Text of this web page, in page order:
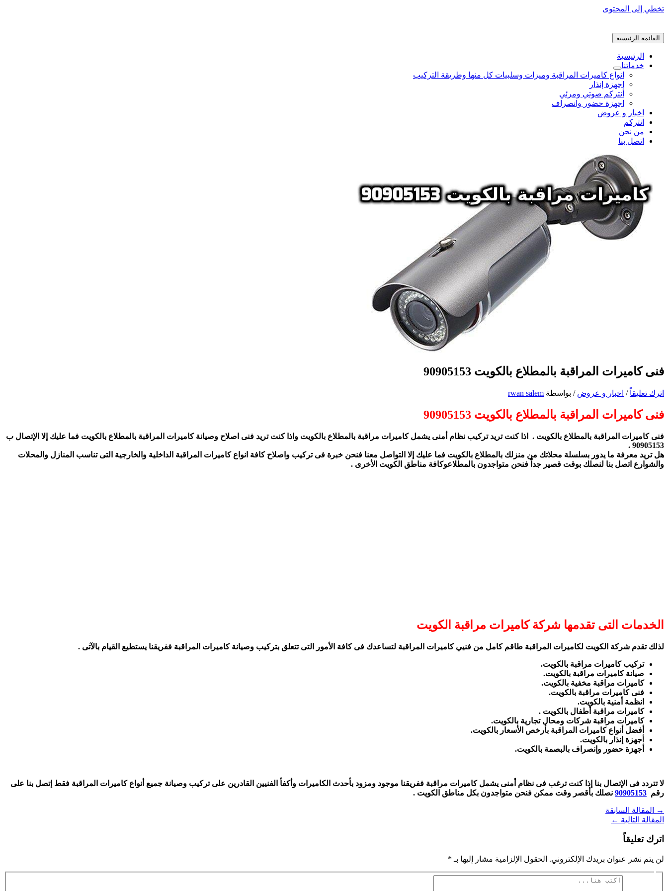
تخطي إلى المحتوى
القائمة الرئيسية
الرئيسية
خدماتنا
انواع كاميرات المراقبة وميزات وسلبيات كل منها وطريقة التركيب
اجهزة إنذار
أنتركم صوتي ومرئي
اجهزة حضور وانصراف
اخبار و عروض
انتركم
من نحن
اتصل بنا
فنى كاميرات المراقبة بالمطلاع بالكويت 90905153
اترك تعليقاً / اخبار و عروض / بواسطة rwan salem
فنى كاميرات المراقبة بالمطلاع بالكويت 90905153
فنى كاميرات المراقبة بالمطلاع بالكويت . اذا كنت تريد تركيب نظام أمنى يشمل كاميرات مراقبة بالمطلاع بالكويت واذا كنت تريد فنى اصلاح وصيانة كاميرات المراقبة بالمطلاع بالكويت فما عليك إلا الإتصال ب
90905153 .
هل تريد معرفة ما يدور بسلسلة محلاتك من منزلك بالمطلاع بالكويت فما عليك إلا التواصل معنا فنحن خبرة فى تركيب واصلاح كافة انواع كاميرات المراقبة الداخلية والخارجية التى تناسب المنازل والمحلات
والشوارع اتصل بنا لنصلك بوقت قصير جداً فنحن متواجدون بالمطلاعوكافة مناطق الكويت الأخرى .
الخدمات التى تقدمها شركة كاميرات مراقبة الكويت
لذلك تقدم شركة الكويت لكاميرات المراقبة طاقم كامل من فنيي كاميرات المراقبة لتساعدك فى كافة الأمور التى تتعلق بتركيب وصيانة كاميرات المراقبة ففريقنا يستطيع القيام بالآتى .
تركيب كاميرات مراقبة بالكويت.
صيانة كاميرات مراقبة بالكويت.
كاميرات مراقبة مخفية بالكويت.
فنى كاميرات مراقبة بالكويت.
انظمة أمنية بالكويت.
كاميرات مراقبة أطفال بالكويت .
كاميرات مراقبة شركات ومحال تجارية بالكويت.
أفضل أنواع كاميرات المراقبة بأرخص الأسعار بالكويت.
جهزة إنذار بالكويت.
أجهزة حضور وإنصراف بالبصمة بالكويت.
لا تتردد فى الإتصال بنا إذا كنت ترغب فى نظام أمنى يشمل كاميرات مراقبة ففريقنا موجود ومزود بأحدث الكاميرات وأكفأ الفنيين القادرين على تركيب وصيانة جميع أنواع كاميرات المراقبة فقط إتصل بنا على
رقم 90905153 نصلك بأقصر وقت ممكن فنحن متواجدون بكل مناطق الكويت .
→
المقالة السابقة
المقالة التالية ←
اترك تعليقاً
لن يتم نشر عنوان بريدك الإلكتروني. الحقول الإلزامية مشار إليها بـ *